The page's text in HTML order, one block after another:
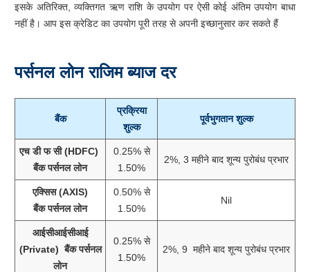
इसके अतिरिक्त, व्यक्तिगत ऋण राशि के उपयोग पर ऐसी कोई अंतिम उपयोग बाधा
नहीं है। आप इस क्रेडिट का उपयोग पूरी तरह से अपनी इच्छानुसार कर सकते हैं
पर्सनल लोन राजिमब्याज दर
बैंक
प्रक्रिया
शुल्क
पूर्वभुगतान शुल्क
एच डी फ सी (HDFC)
बैंक पर्सनल लोन
0.25% से
1.50%
2%, 3 महीने बाद शून्य पुरोबंध प्रभार
एक्सिस (AXIS)
बैंक पर्सनल लोन
0.50% से
1.50%
Nil
आईसीआईसीआई
(Private) बैंक पर्सनल
लोन
0.25% से
1.50%
2%, 9 महीने बाद शून्य पुरोबंध प्रभार